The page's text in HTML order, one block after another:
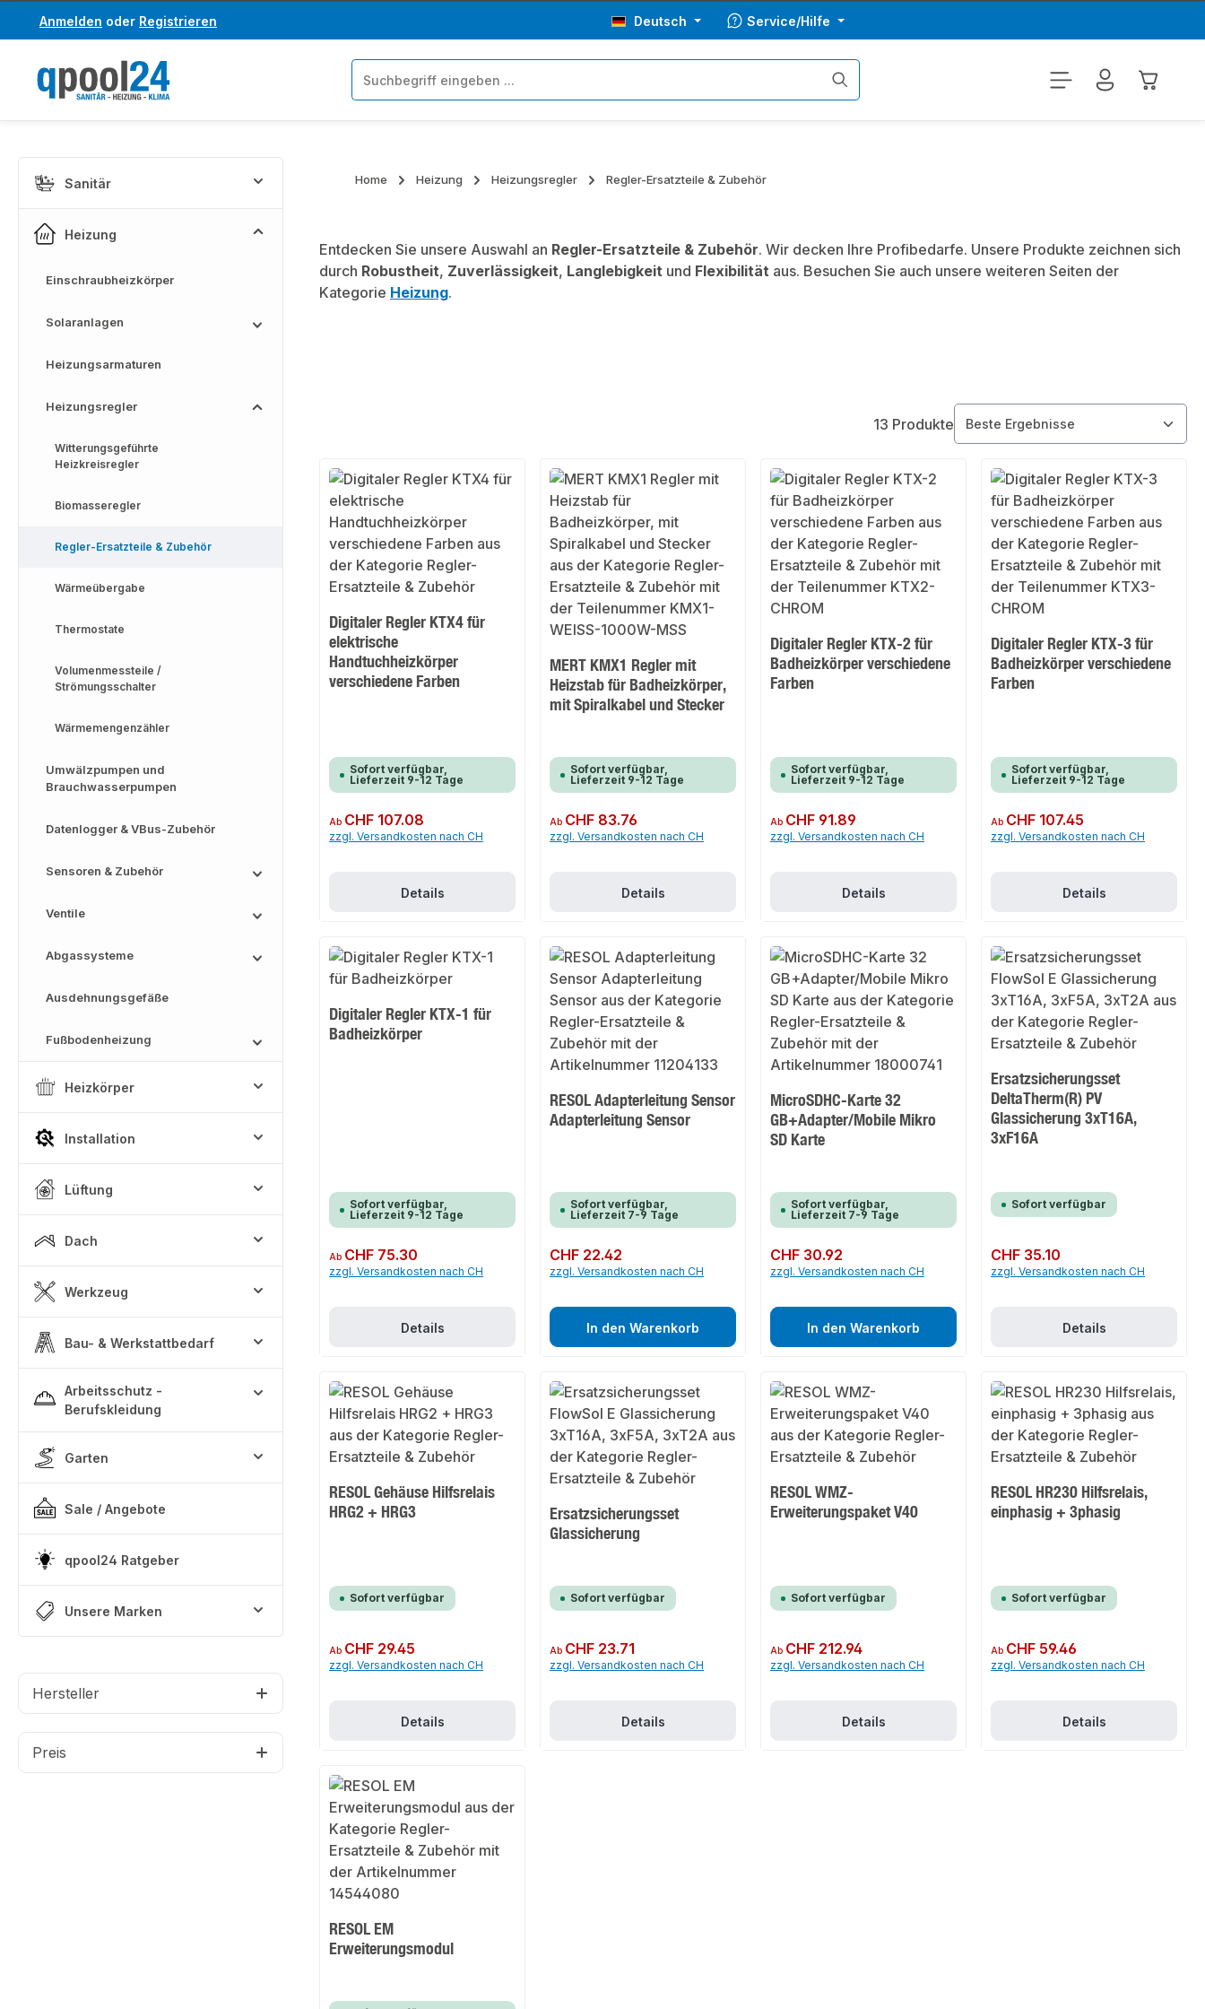
Hauptinhalt springen
Zur Suche springen
Anmelden oder Registrieren Deutsch Service/Hilfe
Sanitär
Heizung
Einschraubheizkörper
Solaranlagen
Heizungsarmaturen
Heizungsregler
Witterungsgeführte
Heizkreisregler
Biomasseregler
Regler-Ersatzteile & Zubehör
Wärmeübergabe
Thermostate
Volumenmessteile /
Strömungsschalter
Wärmemengenzähler
Umwälzpumpen und
Brauchwasserpumpen
Datenlogger & VBus-Zubehör
Sensoren & Zubehör
Ventile
Abgassysteme
Ausdehnungsgefäße
Fußbodenheizung
Heizkörper
Installation
Lüftung
Dach
Werkzeug
Bau- & Werkstattbedarf
Arbeitsschutz -
Berufskleidung
Garten
Sale / Angebote
qpool24 Ratgeber
Unsere Marken
Hersteller
Preis
Home Heizung Heizungsregler Regler-Ersatzteile & Zubehör
Entdecken Sie unsere Auswahl an Regler-Ersatzteile & Zubehör. Wir decken Ihre Profibedarfe. Unsere Produkte zeichnen sich
durch Robustheit, Zuverlässigkeit, Langlebigkeit und Flexibilität aus. Besuchen Sie auch unsere weiteren Seiten der
Kategorie Heizung.
13 Produkte
Digitaler Regler KTX4 für
elektrische
Handtuchheizkörper
verschiedene Farben
Sofort verfügbar,
Lieferzeit 9-12 Tage
Regulärer Preis:
Ab CHF 107.08
zzgl. Versandkosten nach CH
Details
MERT KMX1 Regler mit
Heizstab für Badheizkörper,
mit Spiralkabel und Stecker
Sofort verfügbar,
Lieferzeit 9-12 Tage
Regulärer Preis:
Ab CHF 83.76
zzgl. Versandkosten nach CH
Details
Digitaler Regler KTX-2 für
Badheizkörper verschiedene
Farben
Sofort verfügbar,
Lieferzeit 9-12 Tage
Regulärer Preis:
Ab CHF 91.89
zzgl. Versandkosten nach CH
Details
Digitaler Regler KTX-3 für
Badheizkörper verschiedene
Farben
Sofort verfügbar,
Lieferzeit 9-12 Tage
Regulärer Preis:
Ab CHF 107.45
zzgl. Versandkosten nach CH
Details
Digitaler Regler KTX-1 für
Badheizkörper
Sofort verfügbar,
Lieferzeit 9-12 Tage
Regulärer Preis:
Ab CHF 75.30
zzgl. Versandkosten nach CH
Details
RESOL Adapterleitung Sensor
Adapterleitung Sensor
Sofort verfügbar,
Lieferzeit 7-9 Tage
Regulärer Preis:
CHF 22.42
zzgl. Versandkosten nach CH
In den Warenkorb
MicroSDHC-Karte 32
GB+Adapter/Mobile Mikro
SD Karte
Sofort verfügbar,
Lieferzeit 7-9 Tage
Regulärer Preis:
CHF 30.92
zzgl. Versandkosten nach CH
In den Warenkorb
Ersatzsicherungsset
DeltaTherm(R) PV
Glassicherung 3xT16A,
3xF16A
Sofort verfügbar
Regulärer Preis:
CHF 35.10
zzgl. Versandkosten nach CH
Details
RESOL Gehäuse Hilfsrelais
HRG2 + HRG3
Sofort verfügbar
Regulärer Preis:
Ab CHF 29.45
zzgl. Versandkosten nach CH
Details
Ersatzsicherungsset
Glassicherung
Sofort verfügbar
Regulärer Preis:
Ab CHF 23.71
zzgl. Versandkosten nach CH
Details
RESOL WMZ-
Erweiterungspaket V40
Sofort verfügbar
Regulärer Preis:
Ab CHF 212.94
zzgl. Versandkosten nach CH
Details
RESOL HR230 Hilfsrelais,
einphasig + 3phasig
Sofort verfügbar
Regulärer Preis:
Ab CHF 59.46
zzgl. Versandkosten nach CH
Details
RESOL EM
Erweiterungsmodul